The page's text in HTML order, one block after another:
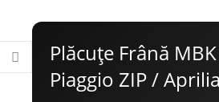
Plăcuțe Frână
Piaggio ZIP /